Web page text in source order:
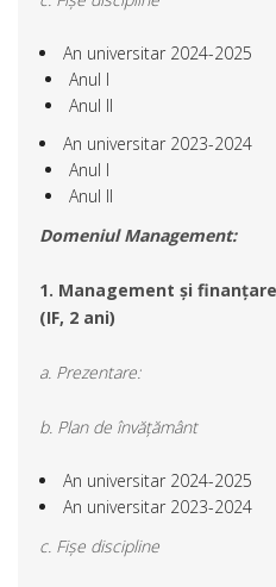
An universitar 2024-2025
Anul I
Anul II
An universitar 2023-2024
Anul I
Anul II
Domeniul Management:
1. Management și
(IF, 2 ani)
a. Prezentare:
b. Plan de învățământ
An universitar 2024-2025
An universitar 2023-2024
c. Fișe discipline